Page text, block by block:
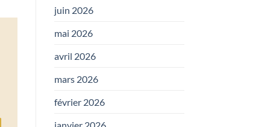
juin 2026
mai 2026
avril 2026
mars 2026
février 2026
janvier 2026